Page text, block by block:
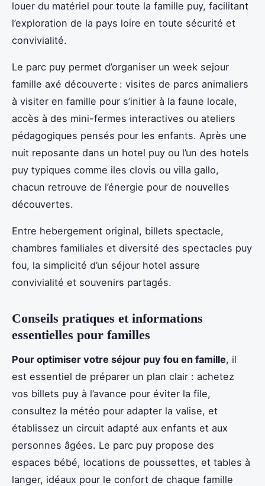
louer du matériel pour toute la famille puy, facilitant
l’exploration de la pays loire en toute sécurité et
convivialité.
Le parc puy permet d’organiser un week sejour
famille axé découverte : visites de parcs animaliers
à visiter en famille pour s’initier à la faune locale,
accès à des mini-fermes interactives ou ateliers
pédagogiques pensés pour les enfants. Après une
nuit reposante dans un hotel puy ou l’un des hotels
puy typiques comme iles clovis ou villa gallo,
chacun retrouve de l’énergie pour de nouvelles
découvertes.
Entre hebergement original, billets spectacle,
chambres familiales et diversité des spectacles puy
fou, la simplicité d’un séjour hotel assure
convivialité et souvenirs partagés.
Conseils pratiques et informations
essentielles pour familles
Pour optimiser votre séjour puy fou en famille, il
est essentiel de préparer un plan clair : achetez
vos billets puy à l’avance pour éviter la file,
consultez la météo pour adapter la valise, et
établissez un circuit adapté aux enfants et aux
personnes âgées. Le parc puy propose des
espaces bébé, locations de poussettes, et tables à
langer, idéaux pour le confort de chaque famille